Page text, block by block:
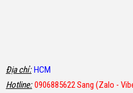
Địa chỉ: HCM
Hotline: 0906885622 Sang (Zalo -